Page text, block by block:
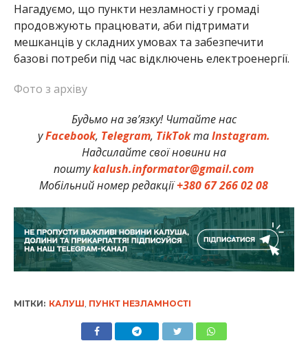
Нагадуємо, що пункти незламності у громаді
продовжують працювати, аби підтримати
мешканців у складних умовах та забезпечити
базові потреби під час відключень електроенергії.
Фото з архіву
Будьмо на зв’язку! Читайте нас
уFacebook, Telegram, TikTokтаInstagram.
Надсилайте свої новини на
поштуkalush.informator@gmail.com
Мобільний номер редакції+380 67 266 02 08
МІТКИ: КАЛУШ, ПУНКТ НЕЗЛАМНОСТІ